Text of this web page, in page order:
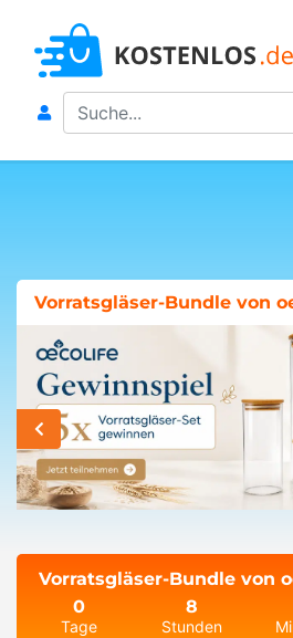
Search
Vorratsgläser-Bundle von
Vorratsgläser-Bundle von
0
Tage
8
Stunden